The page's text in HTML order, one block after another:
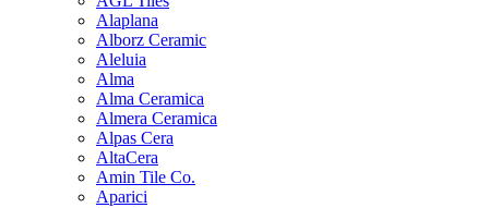
Alaplana
Alborz Ceramic
Aleluia
Alma
Alma Ceramica
Almera Ceramica
Alpas Cera
AltaCera
Amin Tile Co.
Aparici